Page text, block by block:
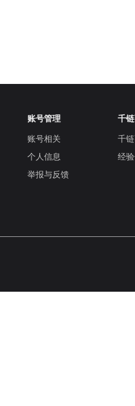
账号管理
账号相关
个人信息
举报与反馈
千
千
经